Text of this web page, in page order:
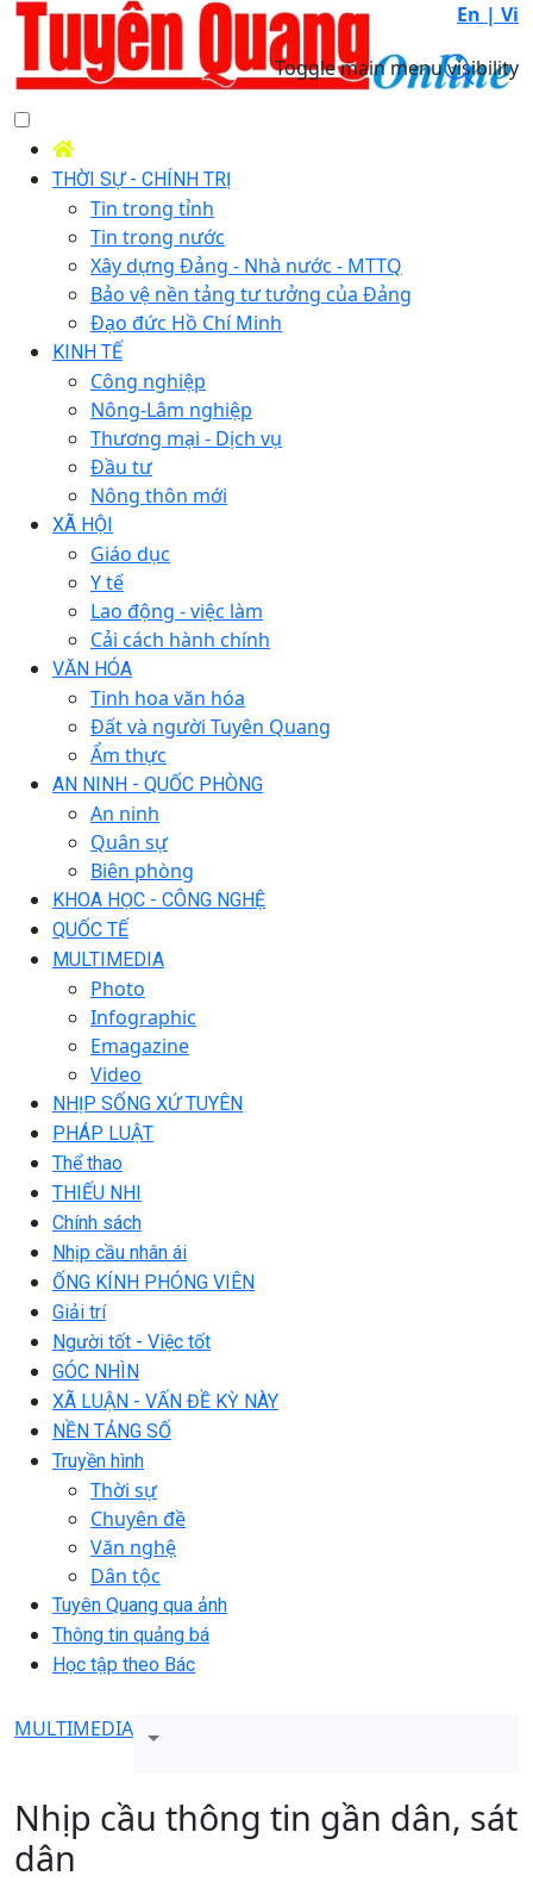
En | Vi
Toggle main menu visibility
THỜI SỰ - CHÍNH TRỊ
Tin trong tỉnh
Tin trong nước
Xây dựng Đảng - Nhà nước - MTTQ
Bảo vệ nền tảng tư tưởng của Đảng
Đạo đức Hồ Chí Minh
KINH TẾ
Công nghiệp
Nông-Lâm nghiệp
Thương mại - Dịch vụ
Đầu tư
Nông thôn mới
XÃ HỘI
Giáo dục
Y tế
Lao động - việc làm
Cải cách hành chính
VĂN HÓA
Tinh hoa văn hóa
Đất và người Tuyên Quang
Ẩm thực
AN NINH - QUỐC PHÒNG
An ninh
Quân sự
Biên phòng
KHOA HỌC - CÔNG NGHỆ
QUỐC TẾ
MULTIMEDIA
Photo
Infographic
Emagazine
Video
NHỊP SỐNG XỨ TUYÊN
PHÁP LUẬT
Thể thao
THIẾU NHI
Chính sách
Nhịp cầu nhân ái
ỐNG KÍNH PHÓNG VIÊN
Giải trí
Người tốt - Việc tốt
GÓC NHÌN
XÃ LUẬN - VẤN ĐỀ KỲ NÀY
NỀN TẢNG SỐ
Truyền hình
Thời sự
Chuyên đề
Văn nghệ
Dân tộc
Tuyên Quang qua ảnh
Thông tin quảng bá
Học tập theo Bác
MULTIMEDIA
Nhịp cầu thông tin gần dân, sát
dân